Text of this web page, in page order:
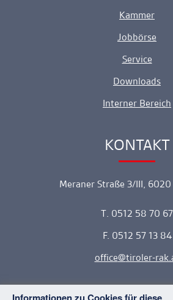
Kammer
Jobbörse
Service
Downloads
Interner Bereich
Ankerlink
KONTAKT
Meraner Straße 3/III,
T. 0512 58 70 67
F. 0512 57 13 84
office
tiroler-